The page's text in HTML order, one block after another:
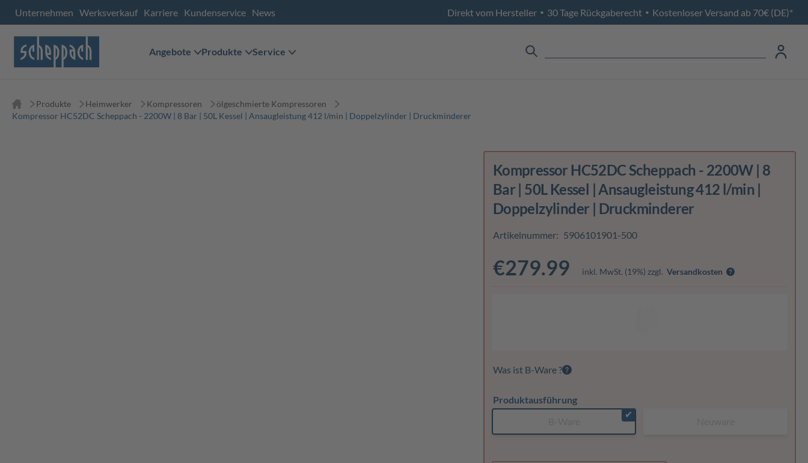
Unternehmen Werksverkauf Karriere Kundenservice News Direkt vom Hersteller • 30 Tage Rückgaberecht • Kostenloser Versand ab 70€ (DE)*
Angebote Produkte Service
Produkte Heimwerker Kompressoren
ölgeschmierte Kompressoren
Kompressor HC52DC Scheppach - 2200W | 8 Bar | 50L Kessel | Ansaugleistung 412 l/min | Doppelzylinder | Druckminderer
Kompressor HC52DC Scheppach - 2200W | 8
Bar | 50L Kessel | Ansaugleistung 412 l/min |
Doppelzylinder | Druckminderer
Artikelnummer: 5906101901-500
€279.99 inkl. MwSt. (19%) zzgl. Versandkosten
Was ist B-Ware ?
Produktausführung
✔